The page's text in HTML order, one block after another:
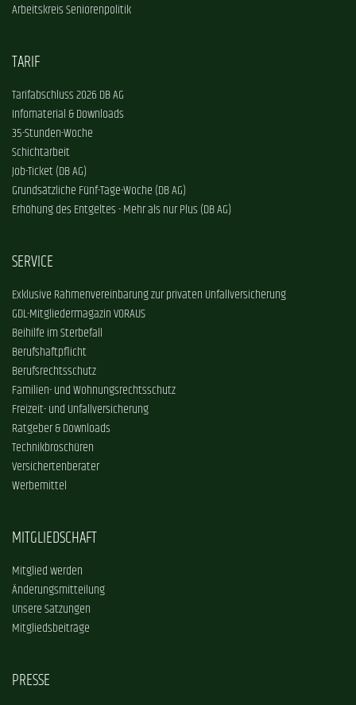
Arbeitskreis Seniorenpolitik
TARIF
Tarifabschluss 2026 DB AG
Infomaterial & Downloads
35-Stunden-Woche
Schichtarbeit
Job-Ticket (DB AG)
Grundsätzliche Fünf-Tage-Woche (DB AG)
Erhöhung des Entgeltes - Mehr als nur Plus (DB AG)
SERVICE
Exklusive Rahmenvereinbarung zur privaten Unfallversicherung
GDL-Mitgliedermagazin VORAUS
Beihilfe im Sterbefall
Berufshaftpflicht
Berufsrechtsschutz
Familien- und Wohnungsrechtsschutz
Freizeit- und Unfallversicherung
Ratgeber & Downloads
Technikbroschüren
Versichertenberater
Werbemittel
MITGLIEDSCHAFT
Mitglied werden
Änderungsmitteilung
Unsere Satzungen
Mitgliedsbeiträge
PRESSE